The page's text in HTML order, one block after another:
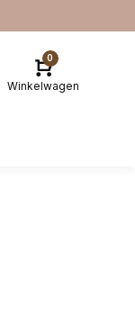
0
Winkelwagen